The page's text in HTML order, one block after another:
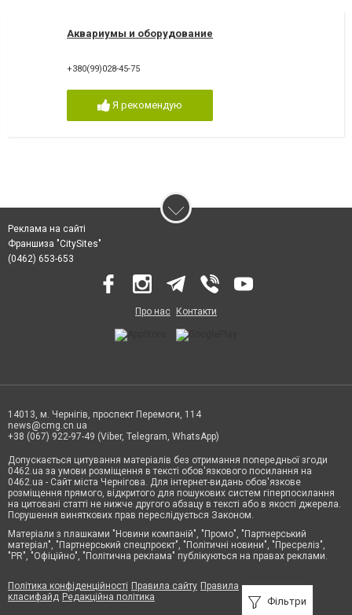
Аквариумы и оборудование
+380(99)028-45-75
Я рекомендую
Фільтри
Реклама на сайті
Франшиза "CitySites"
(0462) 653-653
Про нас Контакти
14013, м. Чернігів, проспект Перемоги, 114
news@cmg.cn.ua
+38 (067) 922-97-49 (Viber, Telegram, WhatsApp)
Допускається цитування матеріалів без отримання попередньої згоди
0462.ua за умови розміщення в тексті обов'язкового посилання на
0462.ua - Сайт міста Чернігова. Для інтернет-видань обов'язкове
розміщення прямого, відкритого для пошукових систем гіперпосилання
на цитовані статті не нижче другого абзацу в тексті або в якості джерела.
Порушення виняткових прав переслідується Законом.
Матеріали з плашками "Новини компаній", "Промо", "Партнерський
матеріал", "Партнерський спецпроєкт", "Політичні новини", "Пресреліз",
"PR", "Офіційно", "Політична реклама" публікуються на правах реклами.
Політика конфіденційності Правила сайту Правила
класифайд Редакційна політика